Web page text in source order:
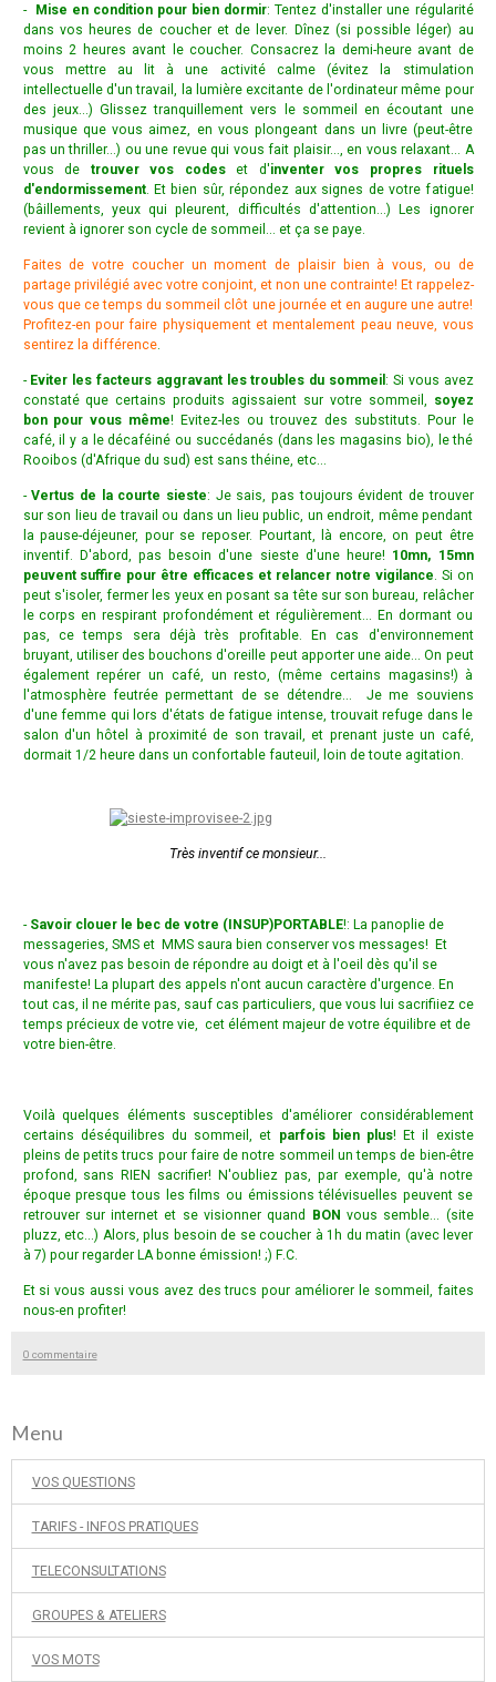
- Mise en condition pour bien dormir: Tentez d'installer une régularité
dans vos heures de coucher et de lever. Dînez (si possible léger) au
moins 2 heures avant le coucher. Consacrez la demi-heure avant de
vous mettre au lit à une activité calme (évitez la stimulation
intellectuelle d'un travail, la lumière excitante de l'ordinateur même pour
des jeux...) Glissez tranquillement vers le sommeil en écoutant une
musique que vous aimez, en vous plongeant dans un livre (peut-être
pas un thriller...) ou une revue qui vous fait plaisir..., en vous relaxant... A
vous de trouver vos codeset d'inventer vos propres rituels
d'endormissement. Et bien sûr, répondez aux signes de votre fatigue!
(bâillements, yeux qui pleurent, difficultés d'attention...) Les ignorer
revient à ignorer son cycle de sommeil... et ça se paye.
Faites de votre coucher un moment de plaisir bien à vous, ou de
partage privilégié avec votre conjoint, et non une contrainte! Et rappelez-
vous que ce temps du sommeil clôt une journée et en augure une autre!
Profitez-en pour faire physiquement et mentalement peau neuve, vous
sentirez la différence.
- Eviter les facteurs aggravant les troubles du sommeil : Si vous avez
constaté que certains produits agissaient sur votre sommeil,
soyez
bon pour vous même! Evitez-les ou trouvez des substituts. Pour le
café, il y a le décaféiné ou succédanés (dans les magasins bio), le thé
Rooibos (d'Afrique du sud) est sans théine, etc...
-Vertus de la courte sieste: Je sais, pas toujours évident de trouver
sur son lieu de travail ou dans un lieu public, un endroit, même pendant
la pause-déjeuner, pour se reposer. Pourtant, là encore, on peut être
inventif. D'abord, pas besoin d'une sieste d'une heure! 10mn, 15mn
peuvent suffire pour être efficaces et relancer notre vigilance . Si on
peut s'isoler, fermer les yeux en posant sa tête sur son bureau, relâcher
le corps en respirant profondément et régulièrement... En dormant ou
pas, ce temps sera déjà très profitable. En cas d'environnement
bruyant, utiliser des bouchons d'oreille peut apporter une aide... On peut
également repérer un café, un resto, (même certains magasins!) à
l'atmosphère feutrée permettant de se détendre... Je me souviens
d'une femme qui lors d'états de fatigue intense, trouvait refuge dans le
salon d'un hôtel à proximité de son travail, et prenant juste un café,
dormait 1/2 heure dans un confortable fauteuil, loin de toute agitation.
Très inventif ce monsieur...
- Savoir clouer le bec de votre (INSUP)PORTABLE!: La panoplie de
messageries, SMS et MMS saura bien conserver vos messages! Et
vous n'avez pas besoin de répondre au doigt et à l'oeil dès qu'il se
manifeste! La plupart des appels n'ont aucun caractère d'urgence. En
tout cas, il ne mérite pas, sauf cas particuliers, que vous lui sacrifiiez ce
temps précieux de votre vie, cet élément majeur de votre équilibre et de
votre bien-être.
Voilà quelques éléments susceptibles d'améliorer considérablement
certains déséquilibres du sommeil, et parfois bien plus! Et il existe
pleins de petits trucs pour faire de notre sommeil un temps de bien-être
profond, sans RIEN sacrifier! N'oubliez pas, par exemple, qu'à notre
époque presque tous les films ou émissions télévisuelles peuvent se
retrouver sur internet et se visionner quand BON vous semble... (site
pluzz, etc...) Alors, plus besoin de se coucher à 1h du matin (avec lever
à 7) pour regarder LA bonne émission! ;) F.C.
Et si vous aussi vous avez des trucs pour améliorer le sommeil, faites
nous-en profiter!
0 commentaire
Menu
VOS QUESTIONS
TARIFS - INFOS PRATIQUES
TELECONSULTATIONS
GROUPES & ATELIERS
VOS MOTS